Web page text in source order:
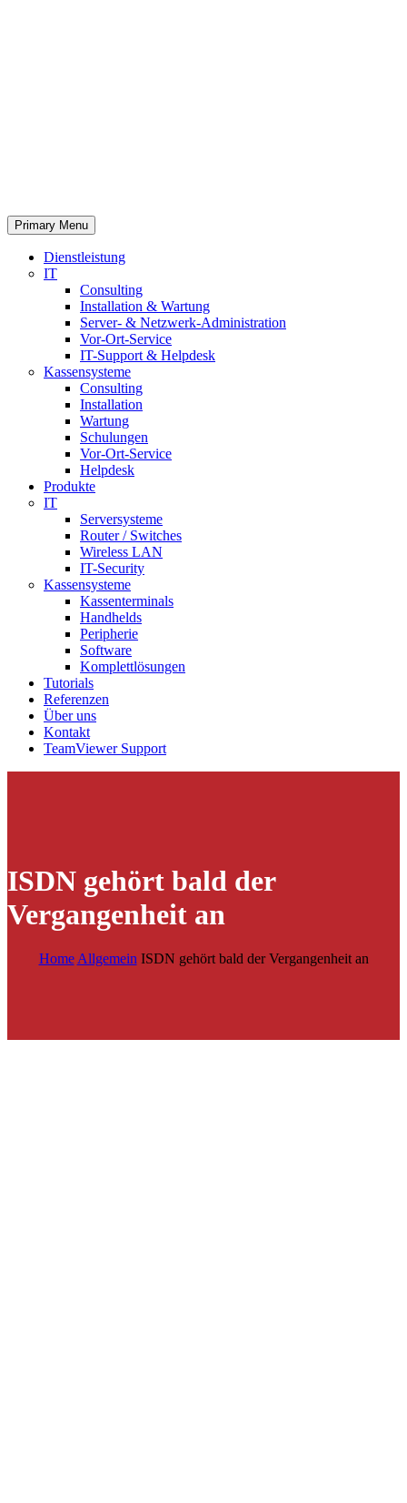
Primary Menu
Dienstleistung
IT
Consulting
Installation & Wartung
Server- & Netzwerk-Administration
Vor-Ort-Service
IT-Support & Helpdesk
Kassensysteme
Consulting
Installation
Wartung
Schulungen
Vor-Ort-Service
Helpdesk
Produkte
IT
Serversysteme
Router / Switches
Wireless LAN
IT-Security
Kassensysteme
Kassenterminals
Handhelds
Peripherie
Software
Komplettlösungen
Tutorials
Referenzen
Über uns
Kontakt
TeamViewer Support
ISDN gehört bald der
Vergangenheit an
Home Allgemein ISDN gehört bald der Vergangenheit an